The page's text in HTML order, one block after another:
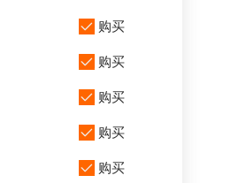
购买
购买
购买
购买
购买